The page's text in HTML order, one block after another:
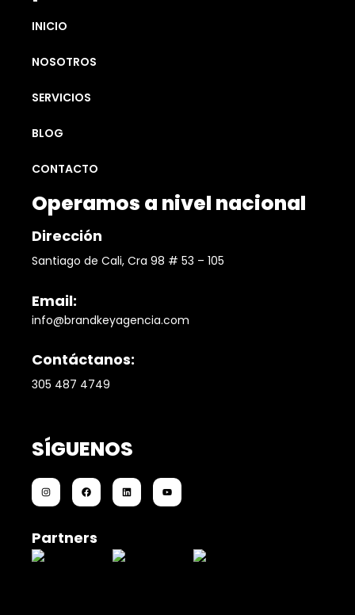
INICIO
NOSOTROS
SERVICIOS
BLOG
CONTACTO
Operamos a nivel nacional
Dirección
Santiago de Cali, Cra 98 # 53 – 105
Email:
info@brandkeyagencia.com
Contáctanos:
305 487 4749
SÍGUENOS
Partners